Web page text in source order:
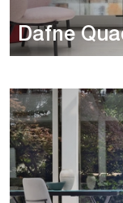
Dafne